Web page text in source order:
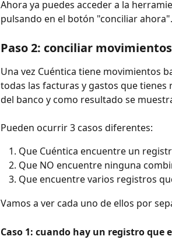
Ahora ya puedes acceder a la
pulsando en el botón "conciliar ahora".
Paso 2: conciliar movimientos
Una vez Cuéntica tiene movimientos
todas las facturas y gastos que
del banco y como resultado se
Pueden ocurrir 3 casos diferentes:
Que Cuéntica encuentre un
Que NO encuentre ninguna
Que encuentre varios registros
Vamos a ver cada uno de ellos por
Caso 1: cuando hay un registro que